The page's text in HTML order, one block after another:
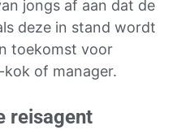
jongs af aan dat de
deze in stand wordt
toekomst voor
of manager.
reisagent